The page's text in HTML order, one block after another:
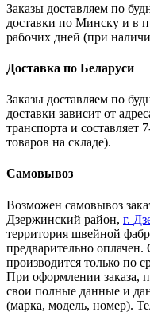
Заказы доставляем по
доставки по Минску и в
рабочих дней (при
Доставка по Беларуси
Заказы доставляем по
доставки зависит от
транспорта и
товаров на складе).
Самовывоз
Возможен самовывоз
Дзержинский район, г.
территория швейной
предварительно
производится только по
При оформлении заказа,
свои полные данные и
(марка, модель, номер).